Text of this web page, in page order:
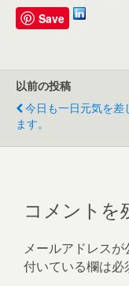
Save
以前の投稿
今日も一日元気を差
ます。
コメントを
メールアドレスが
付いている欄は必